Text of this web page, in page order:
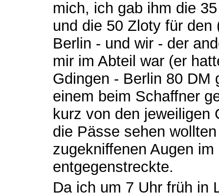
mich, ich gab ihm die
und die 50 Zloty für
Berlin - und wir - der
mir im Abteil war (er
Gdingen - Berlin 80 DM
einem beim Schaffner
kurz von den jeweiligen
die Pässe sehen
zugekniffenen Augen
entgegenstreckte.
Da ich um 7 Uhr früh in